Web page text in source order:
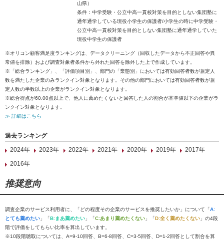
山県）
条件：中学受験・公立中高一貫校対策を目的としない集団塾に
通年通学している現役小学生の保護者/小学生の時に中学受験・
公立中高一貫校対策を目的としない集団塾に通年通学していた
現役中学生の保護者
※オリコン顧客満足度ランキングは、データクリーニング（回収したデータから不正回答や異
常値を排除）および調査対象者条件から外れた回答を除外した上で作成しています。
※「総合ランキング」、「評価項目別」、部門の「業態別」においては有効回答者数が規定人
数を満たした企業のみランクイン対象となります。その他の部門においては有効回答者数が規
定人数の半数以上の企業がランクイン対象となります。
※総合得点が60.00点以上で、他人に薦めたくないと回答した人の割合が基準値以下の企業がラ
ンクイン対象となります。
≫ 詳細はこちら
過去ランキング
2024年
2023年 2022年 2021年 2020年 2019年
2017年
2016年
推奨意向
調査企業のサービス利用者に、「どの程度その企業のサービスを推奨したいか」について「A:
とても薦めたい 」「B:まあ薦めたい 」「C:あまり薦めたくない 」「D:全く薦めたくない 」の4段
階で評価をしてもらい比率を算出しています。
※10段階聴取については、A=9-10回答、B=6-8回答、C=3-5回答、D=1-2回答として割合を算